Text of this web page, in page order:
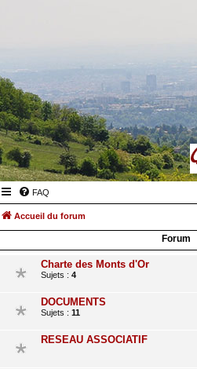
FAQ
Accueil du forum
Forum
Charte des Monts d'Or
Sujets : 4
DOCUMENTS
Sujets : 11
RESEAU ASSOCIATIF